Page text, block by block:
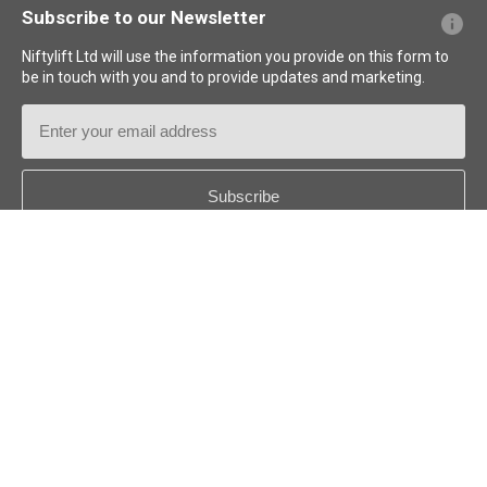
Subscribe to our Newsletter
Niftylift Ltd will use the information you provide on this form to
be in touch with you and to provide updates and marketing.
*Country